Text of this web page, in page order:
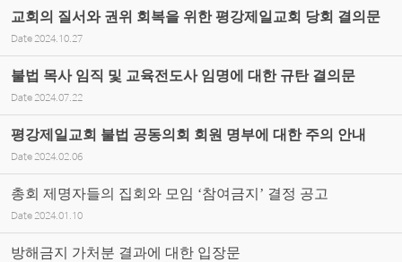
교회의 질서와 권위 회복을 위한 평강제일교회 당회 결의문
Date 2024.10.27
불법 목사 임직 및 교육전도사 임명에 대한 규탄 결의문
Date 2024.07.22
평강제일교회 불법 공동의회 회원 명부에 대한 주의 안내
Date 2024.02.06
총회 제명자들의 집회와 모임 ‘참여금지’ 결정 공고
Date 2024.01.10
방해금지 가처분 결과에 대한 입장문